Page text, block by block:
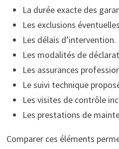
La durée exacte des
Les exclusions
Les délais d’intervention.
Les modalités de
Les assurances
Le suivi technique
Les visites de contrôle
Les prestations de
Comparer ces éléments